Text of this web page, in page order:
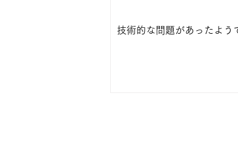
常在菌をつなぐ
技術的な問題があったよう